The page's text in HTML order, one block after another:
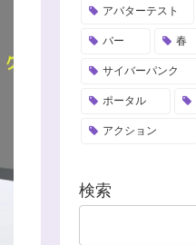
アバターテスト
バー 春
サイバーパンク
ポータル
アクション
検索